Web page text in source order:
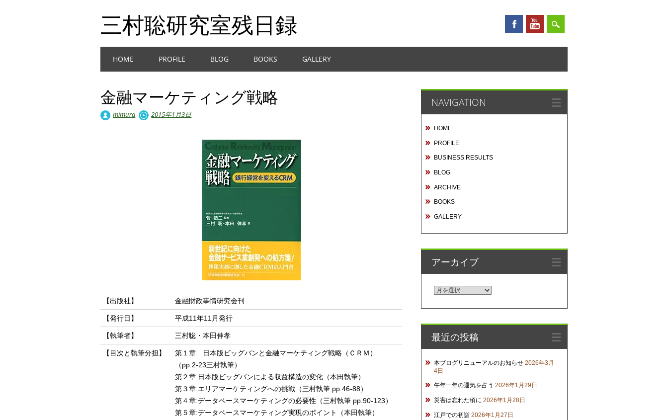
三村聡研究室残日録
Main menu
HOME PROFILE BLOG BOOKS GALLERY
金融マーケティング戦略
mimura 2015年1月3日
【出版社】 金融財政事情研究会刊
【発行日】 平成11年11月発行
【執筆者】 三村聡・本田伸孝
【目次と執筆分担】
第１章 日本版ビッグバンと金融マーケティング戦略（ＣＲＭ）
（pp.2-23三村執筆）
第２章:日本版ビッグバンによる収益構造の変化（本田執筆）
第３章:エリアマーケティングへの挑戦（三村執筆 pp.46-88）
第４章:データベースマーケティングの必要性（三村執筆 pp.90-123）
第５章:データベースマーケティング実現のポイント（本田執筆）
NAVIGATION
HOME
PROFILE
BUSINESS RESULTS
BLOG
ARCHIVE
BOOKS
GALLERY
アーカイブ
ア
イ
ブ
最近の投稿
本ブログリニューアルのお知らせ 2026年3月
4日
午年一年の運気を占う 2026年1月29日
災害は忘れた頃に 2026年1月28日
江戸での初詣 2026年1月27日